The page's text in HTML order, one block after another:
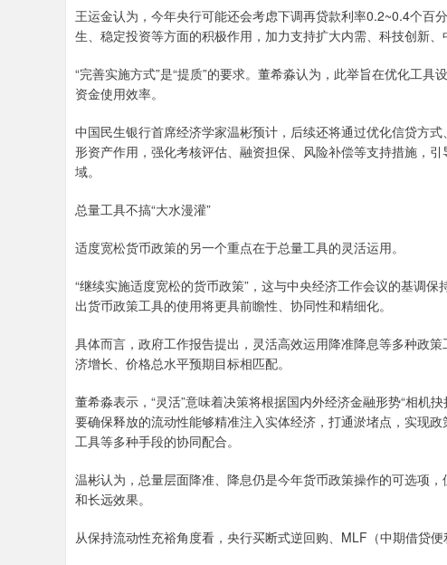
王运金认为，今年央行可能还会考虑下调再贷款利率0.2~0.4个百
生、稳定投资等方面的积极作用，加力支持扩大内需、科技创新、
“完善实施方式”是“提质”的要求。董希淼认为，此举旨在优化工
资金使用效率。
中国民生银行首席经济学家温彬预计，后续还将通过优化信贷方
形资产作用，强化考核评估、融资担保、风险补偿等支持措施，
域。
总量工具不搞“大水漫灌”
适度宽松货币政策的另一个重点在于总量工具的灵活运用。
“继续实施适度宽松的货币政策”，这与中央经济工作会议的基调
出货币政策工具的使用将更具前瞻性、协同性和精细化。
具体而言，政府工作报告提出，灵活高效运用降准降息等多种政
济增长、价格总水平预期目标相匹配。
董希淼表示，“灵活”意味着决策将根据国内外经济金融形势“相机
要确保释放的流动性能够精准注入实体经济，打通淤堵点，实现
工具等多种手段的协同配合。
温彬认为，总量层面降准、降息仍是今年货币政策操作的可选项
和长远效果。
从保持流动性充裕角度看，央行买断式逆回购、MLF（中期借贷